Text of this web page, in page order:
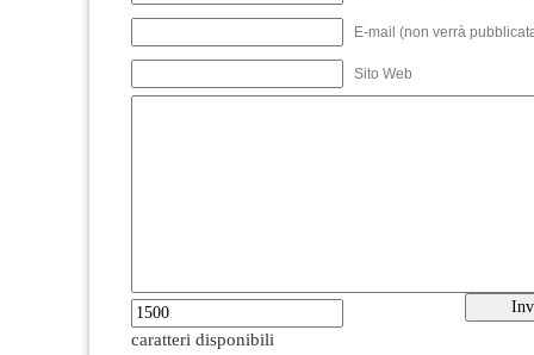
E-mail (non verrà
Sito Web
caratteri disponibili